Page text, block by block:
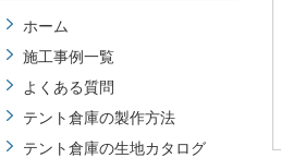
ホーム
施工事例一覧
よくある質問
テント倉庫の製作方法
テント倉庫の生地カタログ